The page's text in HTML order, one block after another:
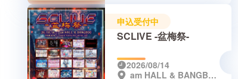
申込受付中
SCLIVE -盆梅祭-
2026/08/14
am HALL & BANGBOO（東急REI大阪 2Fフロア / 特典会場）